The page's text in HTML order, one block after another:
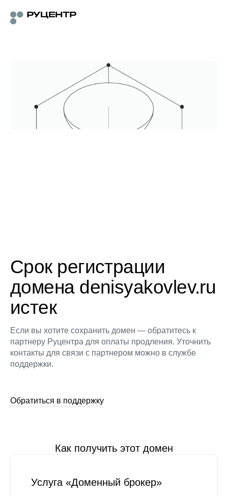
Срок регистрации
домена denisyakovlev.ru
истек
Если вы хотите сохранить домен — обратитесь к
партнеру Руцентра для оплаты продления. Уточнить
контакты для связи с партнером можно в службе
поддержки.
Обратиться в поддержку
Как получить этот домен
Услуга «Доменный брокер»